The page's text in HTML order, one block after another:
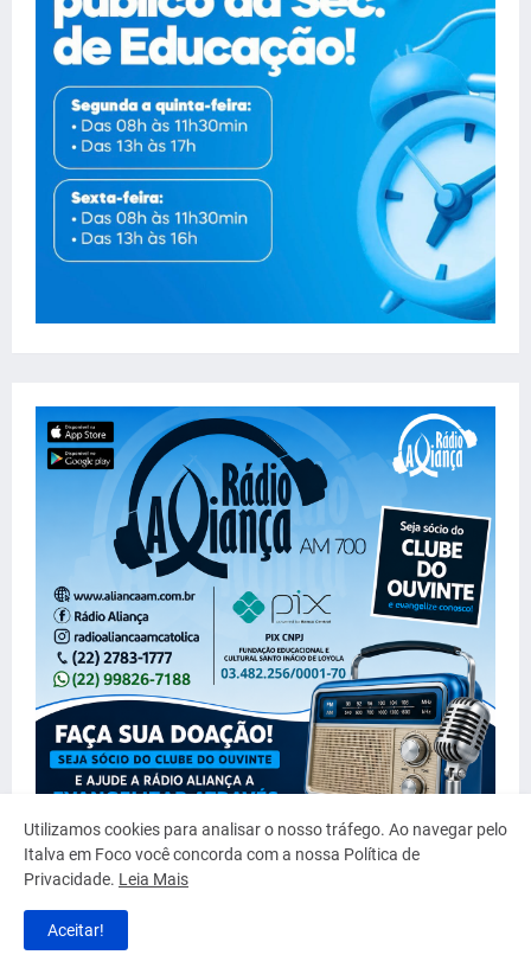
Utilizamos cookies para analisar o nosso tráfego. Ao navegar pelo
Italva em Foco você concorda com a nossa Política de
Privacidade. Leia Mais
Aceitar!